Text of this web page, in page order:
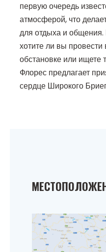
первую очередь
атмосферой, что
для отдыха и общения.
хотите ли вы
обстановке или ищете
Флорес предлагает
сердце Широкого